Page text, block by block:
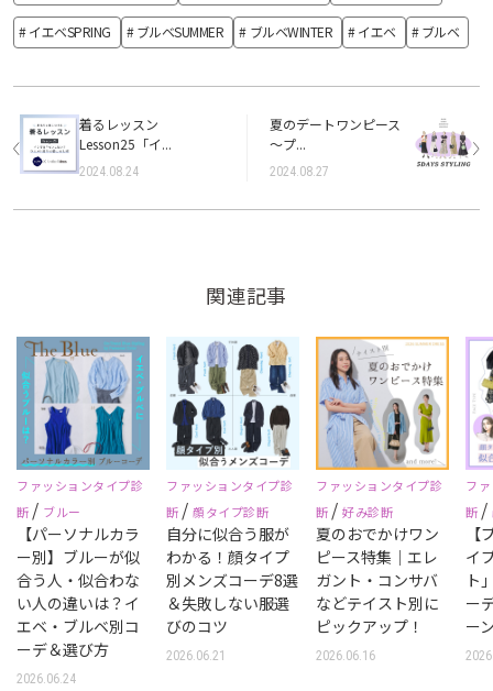
# イエベSPRING # ブルベSUMMER # ブルベWINTER # イエベ # ブルベ
着るレッスン
Lesson25「イ...
2024.08.24
夏のデートワンピース
～プ...
2024.08.27
関連記事
ファッションタイプ診
断 / ブルー
【パーソナルカラ
ー別】ブルーが似
合う人・似合わな
い人の違いは？イ
エベ・ブルベ別コ
ーデ＆選び方
2026.06.24
ファッションタイプ診
断 / 顔タイプ診断
自分に似合う服が
わかる！顔タイプ
別メンズコーデ8選
＆失敗しない服選
びのコツ
2026.06.21
ファッションタイプ診
断 / 好み診断
夏のおでかけワン
ピース特集｜エレ
ガント・コンサバ
などテイスト別に
ピックアップ！
2026.06.16
フ
断 /
イ
ト
ー
ー